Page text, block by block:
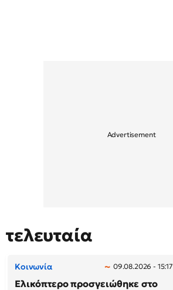
τελευταία
Κοινωνία 09.08.2026 - 15:17
Ελικόπτερο προσγειώθηκε στο